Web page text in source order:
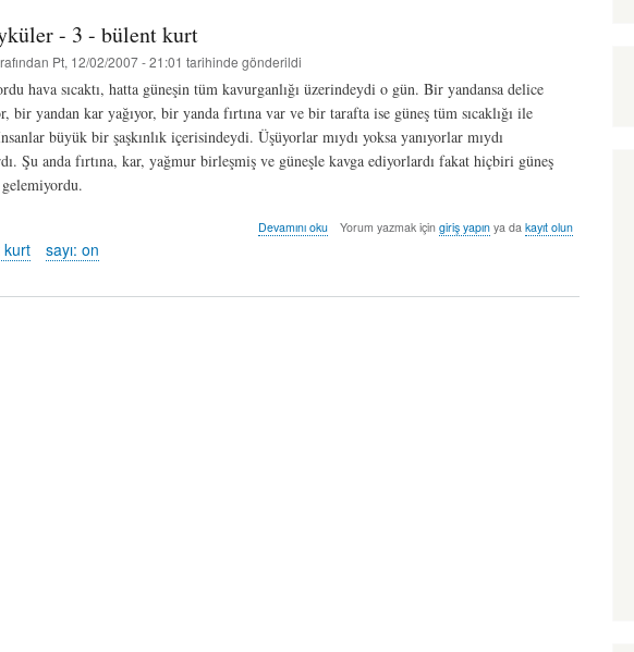
- 3 - bülent kurt
Pt, 12/02/2007 - 21:01 tarihinde gönderildi
hava sıcaktı, hatta güneşin tüm kavurganlığı üzerindeydi o gün. Bir yandansa delice
bir yandan kar yağıyor, bir yanda fırtına var ve bir tarafta ise güneş tüm sıcaklığı ile
büyük bir şaşkınlık içerisindeydi. Üşüyorlar mıydı yoksa yanıyorlar mıydı
Şu anda fırtına, kar, yağmur birleşmiş ve güneşle kavga ediyorlardı fakat hiçbiri güneş
şizofren
-
Devamını oku Yorum yazmak içingiriş yapın ya dakayıt olun
kurt sayı: on